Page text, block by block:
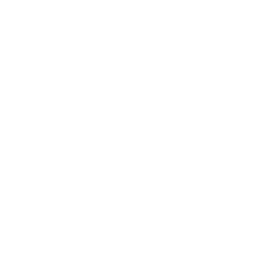
kleinen Teil der
anderen
ein sicheres